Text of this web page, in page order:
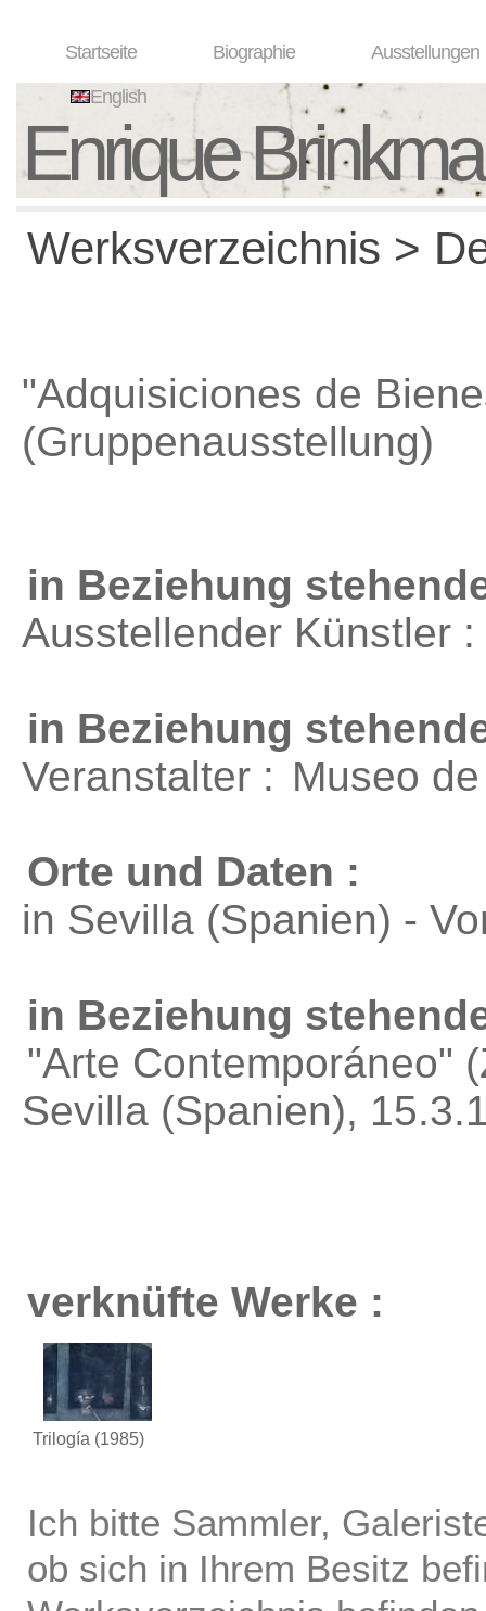
Startseite Biographie Ausstellungen
English
Enrique
Werksverzeichnis >
"Adquisiciones de
(Gruppenausstellung)
in Beziehung
Ausstellender Künstler
in Beziehung
Veranstalter : Museo
Orte und Daten :
in Sevilla (Spanien) -
in Beziehung
"Arte Contemporáneo"
Sevilla (Spanien),
verknüfte Werke :
Trilogía (1985)
Ich bitte Sammler,
ob sich in Ihrem Besitz